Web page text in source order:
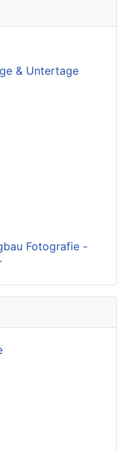
& Untertage
Fotografie -